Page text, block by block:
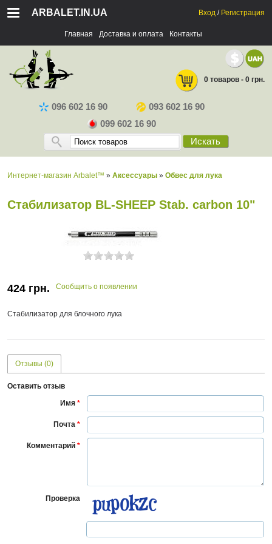
ARBALET.IN.UA
Главная Доставка и оплата Контакты
Вход / Регистрация
096 602 16 90
093 602 16 90
099 602 16 90
Искать
0 товаров - 0 грн.
Интернет-магазин Arbalet™ » Аксессуары » Обвес для лука
Стабилизатор BL-SHEEP Stab. carbon 10"
424 грн. Сообщить о появлении
Стабилизатор для блочного лука
Отзывы (0)
Оставить отзыв
Имя *
Почта *
Комментарий *
Проверка